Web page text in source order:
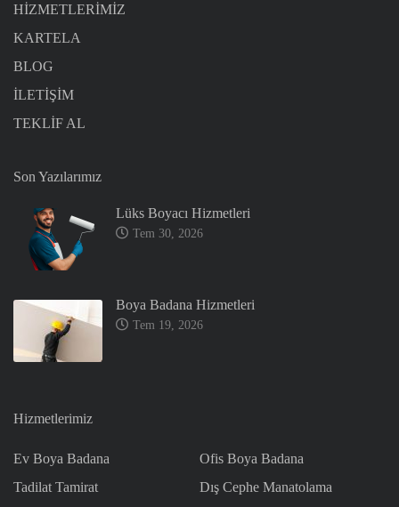
HİZMETLERİMİZ
KARTELA
BLOG
İLETİŞİM
TEKLİF AL
Son Yazılarımız
Lüks Boyacı Hizmetleri
Tem 30, 2026
Boya Badana Hizmetleri
Tem 19, 2026
Hizmetlerimiz
Ev Boya Badana
Ofis Boya Badana
Tadilat Tamirat
Dış Cephe Manatolama